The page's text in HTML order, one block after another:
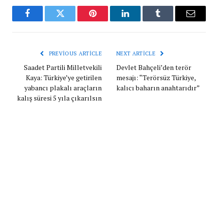
FacebookTwitter Pinterest LinkedInTumblr Email
PREVIOUS ARTICLE
Saadet Partili Milletvekili
Kaya: Türkiye’ye getirilen
yabancı plakalı araçların
kalış süresi 5 yıla çıkarılsın
NEXT ARTICLE
Devlet Bahçeli’den terör
mesajı: “Terörsüz Türkiye,
kalıcı baharın anahtarıdır”